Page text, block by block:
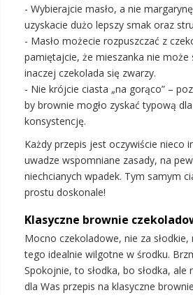
- Wybierajcie masło, a nie
uzyskacie dużo lepszy smak oraz
- Masło możecie rozpuszczać z
pamiętajcie, że mieszanka nie może
inaczej czekolada się zwarzy.
- Nie krójcie ciasta „na gorąco” –
by brownie mogło zyskać typową
konsystencję.
Każdy przepis jest oczywiście nieco
uwadze wspomniane zasady, na
niechcianych wpadek. Tym samym
prostu doskonale!
Klasyczne brownie
Mocno czekoladowe, nie za
tego idealnie wilgotne w środku.
Spokojnie, to słodka, bo słodka, ale
dla Was przepis na klasyczne